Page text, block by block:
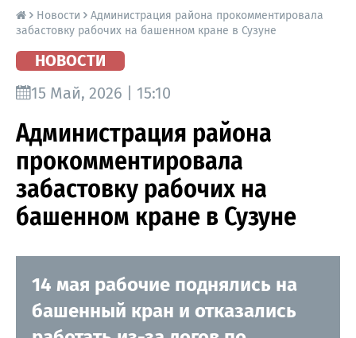
Precedent.
Новости
Администрация района прокомментировала
забастовку рабочих на башенном кране в Сузуне
НОВОСТИ
15 Май, 2026 | 15:10
Администрация района
прокомментировала
забастовку рабочих на
башенном кране в Сузуне
14 мая рабочие поднялись на
башенный кран и отказались